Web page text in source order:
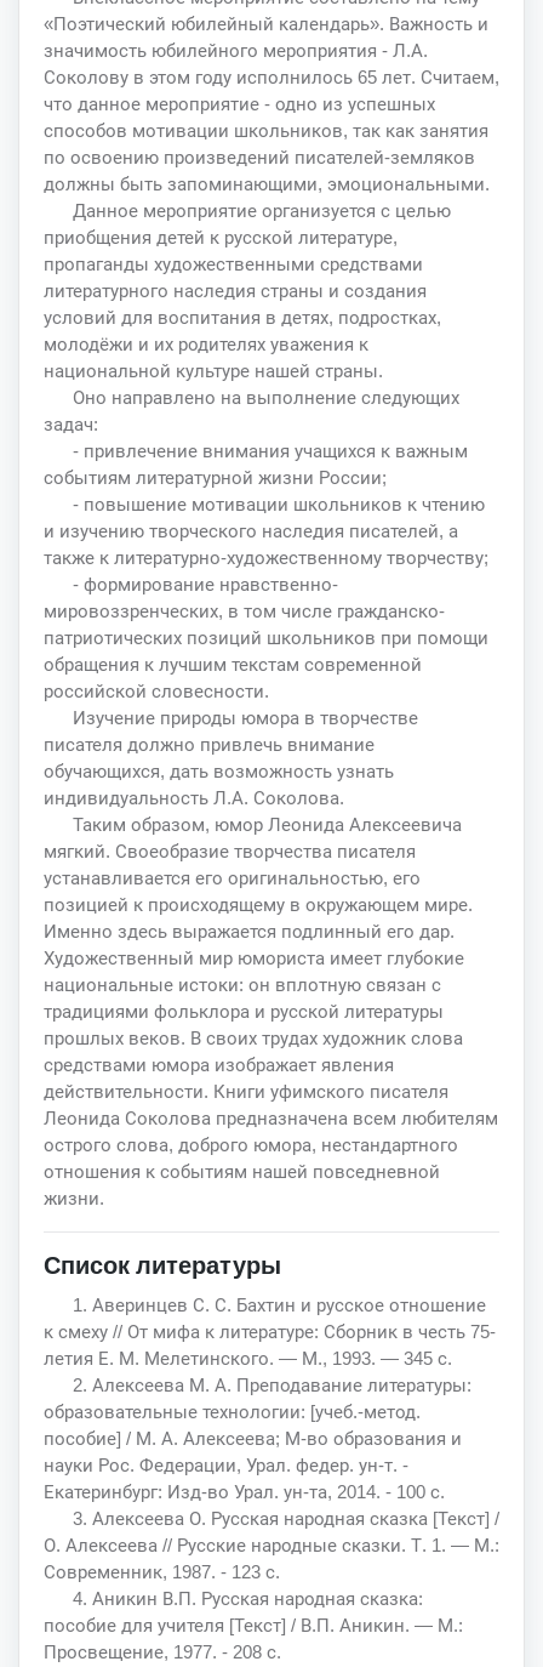
«Поэтический юбилейный календарь». Важность и
значимость юбилейного мероприятия - Л.А.
Соколову в этом году исполнилось 65 лет. Считаем,
что данное мероприятие - одно из успешных
способов мотивации школьников, так как занятия
по освоению произведений писателей-земляков
должны быть запоминающими, эмоциональными.
Данное мероприятие организуется с целью
приобщения детей к русской литературе,
пропаганды художественными средствами
литературного наследия страны и создания
условий для воспитания в детях, подростках,
молодёжи и их родителях уважения к
национальной культуре нашей страны.
Оно направлено на выполнение следующих
задач:
- привлечение внимания учащихся к важным
событиям литературной жизни России;
- повышение мотивации школьников к чтению
и изучению творческого наследия писателей, а
также к литературно-художественному творчеству;
- формирование нравственно-
мировоззренческих, в том числе гражданско-
патриотических позиций школьников при помощи
обращения к лучшим текстам современной
российской словесности.
Изучение природы юмора в творчестве
писателя должно привлечь внимание
обучающихся, дать возможность узнать
индивидуальность Л.А. Соколова.
Таким образом, юмор Леонида Алексеевича
мягкий. Своеобразие творчества писателя
устанавливается его оригинальностью, его
позицией к происходящему в окружающем мире.
Именно здесь выражается подлинный его дар.
Художественный мир юмориста имеет глубокие
национальные истоки: он вплотную связан с
традициями фольклора и русской литературы
прошлых веков. В своих трудах художник слова
средствами юмора изображает явления
действительности. Книги уфимского писателя
Леонида Соколова предназначена всем любителям
острого слова, доброго юмора, нестандартного
отношения к событиям нашей повседневной
жизни.
Список литературы
1. Аверинцев С. С. Бахтин и русское отношение
к смеху // От мифа к литературе: Сборник в честь 75-
летия Е. М. Мелетинского. — М., 1993. — 345 с.
2. Алексеева М. А. Преподавание литературы:
образовательные технологии: [учеб.-метод.
пособие] / М. А. Алексеева; М-во образования и
науки Рос. Федерации, Урал. федер. ун-т. -
Екатеринбург: Изд-во Урал. ун-та, 2014. - 100 с.
3. Алексеева О. Русская народная сказка [Текст] /
О. Алексеева // Русские народные сказки. Т. 1. — М.:
Современник, 1987. - 123 с.
4. Аникин В.П. Русская народная сказка:
пособие для учителя [Текст] / В.П. Аникин. — М.:
Просвещение, 1977. - 208 с.